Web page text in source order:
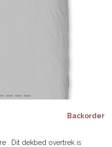
Backorder
. Dit dekbed overtrek is